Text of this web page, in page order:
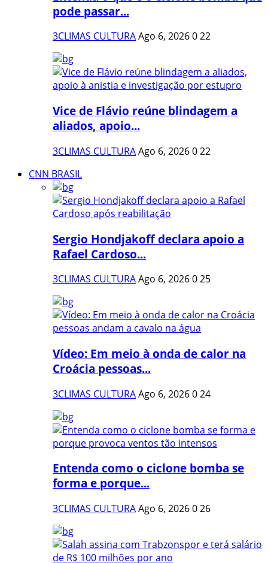
pode passar...
3CLIMAS CULTURAAgo 6, 2026022
Vice de Flávio reúne blindagem a
aliados, apoio...
3CLIMAS CULTURAAgo 6, 2026022
CNN BRASIL
Sergio Hondjakoff declara apoio a
Rafael Cardoso...
3CLIMAS CULTURAAgo 6, 2026025
Vídeo: Em meio à onda de calor na
Croácia pessoas...
3CLIMAS CULTURAAgo 6, 2026024
Entenda como o ciclone bomba se
forma e porque...
3CLIMAS CULTURAAgo 6, 2026026